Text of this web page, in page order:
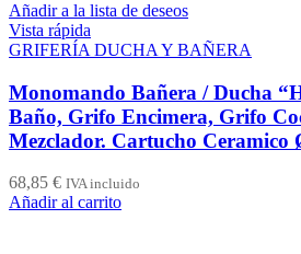
Añadir a la lista de deseos
Vista rápida
GRIFERÍA DUCHA Y BAÑERA
Monomando Bañera / Ducha
Baño, Grifo Encimera, Grifo
Mezclador. Cartucho Ceramico
68,85 € IVA incluido
Añadir al carrito